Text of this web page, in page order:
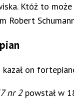
Któż to
Robert
kazał on
nr 2 powstał w